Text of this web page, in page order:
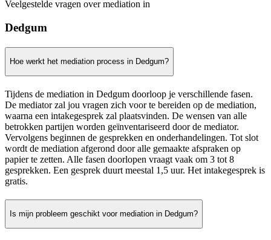
Veelgestelde vragen over mediation in
Dedgum
Hoe werkt het mediation process in Dedgum?
Tijdens de mediation in Dedgum doorloop je verschillende fasen.
De mediator zal jou vragen zich voor te bereiden op de mediation,
waarna een intakegesprek zal plaatsvinden. De wensen van alle
betrokken partijen worden geïnventariseerd door de mediator.
Vervolgens beginnen de gesprekken en onderhandelingen. Tot slot
wordt de mediation afgerond door alle gemaakte afspraken op
papier te zetten. Alle fasen doorlopen vraagt vaak om 3 tot 8
gesprekken. Een gesprek duurt meestal 1,5 uur. Het intakegesprek is
gratis.
Is mijn probleem geschikt voor mediation in Dedgum?